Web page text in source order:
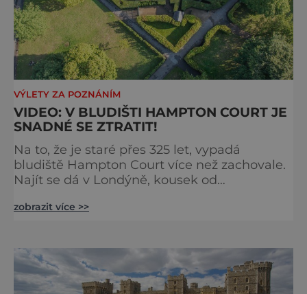
VÝLETY ZA POZNÁNÍM
VIDEO: V BLUDIŠTI HAMPTON COURT JE
SNADNÉ SE ZTRATIT!
Na to, že je staré přes 325 let, vypadá
bludiště Hampton Court více než zachovale.
Najít se dá v Londýně, kousek od
země ho mezi lety 1689 a 1695 vydupou
Oranžského (1650–1702). Zabírá plochu 1300
m² a skrývá se v něm 800 metrů cest.
Původně se v živý plot promění saze
zobrazit více >>